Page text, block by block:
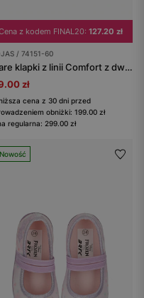
z kodem FINAL20: 127.20 zł
/ 74151-60
Szare klapki z linii Comfort z dwoiny welurowej
zł
cena z 30 dni przed
obniżki: 199.00 zł
regularna: 299.00 zł
Nowość